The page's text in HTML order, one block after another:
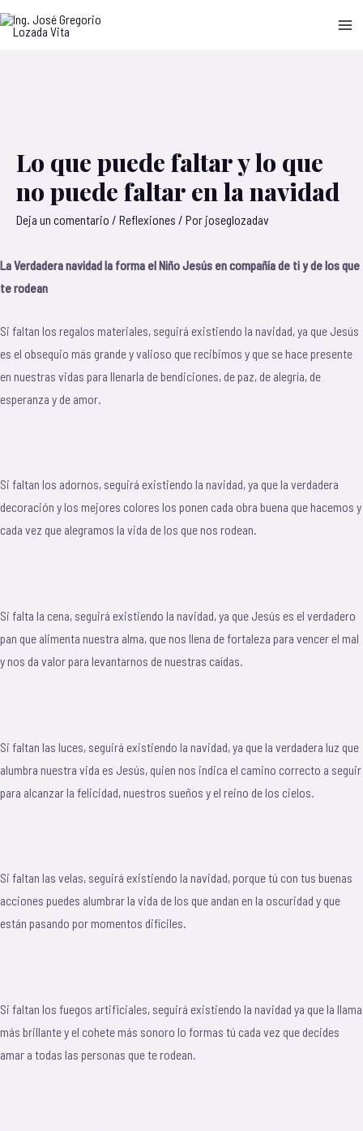
Lo que puede faltar y lo que
no puede faltar en la navidad
Deja un comentario / Reflexiones / Por joseglozadav
La Verdadera navidad la forma el Niño Jesús en compañía de ti y de los que
te rodean
Si faltan los regalos materiales, seguirá existiendo la navidad, ya que Jesús
es el obsequio más grande y valioso que recibimos y que se hace presente
en nuestras vidas para llenarla de bendiciones, de paz, de alegría, de
esperanza y de amor.
Si faltan los adornos, seguirá existiendo la navidad, ya que la verdadera
decoración y los mejores colores los ponen cada obra buena que hacemos y
cada vez que alegramos la vida de los que nos rodean.
Si falta la cena, seguirá existiendo la navidad, ya que Jesús es el verdadero
pan que alimenta nuestra alma, que nos llena de fortaleza para vencer el mal
y nos da valor para levantarnos de nuestras caídas.
Si faltan las luces, seguirá existiendo la navidad, ya que la verdadera luz que
alumbra nuestra vida es Jesús, quien nos indica el camino correcto a seguir
para alcanzar la felicidad, nuestros sueños y el reino de los cielos.
Si faltan las velas, seguirá existiendo la navidad, porque tú con tus buenas
acciones puedes alumbrar la vida de los que andan en la oscuridad y que
están pasando por momentos difíciles.
Si faltan los fuegos artificiales, seguirá existiendo la navidad ya que la llama
más brillante y el cohete más sonoro lo formas tú cada vez que decides
amar a todas las personas que te rodean.